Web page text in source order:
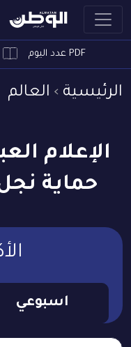
PDF عدد اليوم
الرئيسية العالم
الإعلام
حماية
اسبوعي